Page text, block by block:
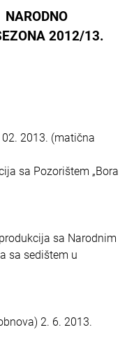
NARODNO
2012/13.
2013. (matična
sa Pozorištem „Bora
sa Narodnim
sa sedištem u
2. 6. 2013.